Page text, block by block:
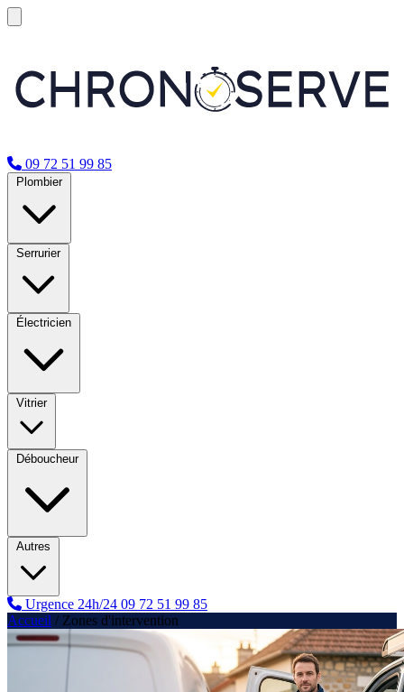
09 72 51 99 85
Plombier
Serrurier
Électricien
Vitrier
Déboucheur
Autres
Urgence 24h/24 09 72 51 99 85
Accueil / Zones d'intervention